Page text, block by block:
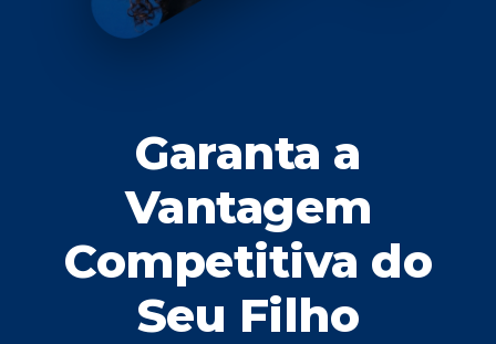
Garanta a
Vantagem
Competitiva do
Seu Filho